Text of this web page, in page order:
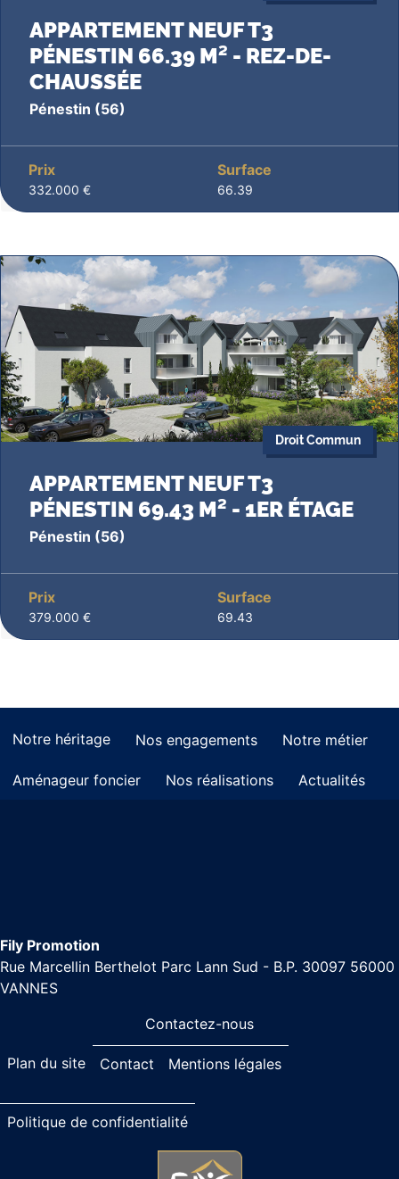
APPARTEMENT NEUF T3
PÉNESTIN 66.39 M² - REZ-DE-
CHAUSSÉE
Pénestin (56)
Prix
332.000 €
Surface
66.39
Droit Commun
APPARTEMENT NEUF T3
PÉNESTIN 69.43 M² - 1ER ÉTAGE
Pénestin (56)
Prix
379.000 €
Surface
69.43
Notre héritage Nos engagements Notre métier
Aménageur foncier Nos réalisations Actualités
Fily Promotion
Rue Marcellin Berthelot Parc Lann Sud - B.P. 30097 56000
VANNES
Contactez-nous
Plan du site Contact Mentions légales
Politique de confidentialité